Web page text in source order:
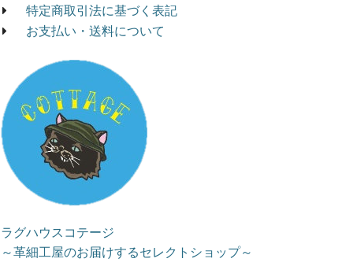
特定商取引法に基づく表記
お支払い・送料について
ラグハウスコテージ
～革細工屋のお届けするセレクトショップ～